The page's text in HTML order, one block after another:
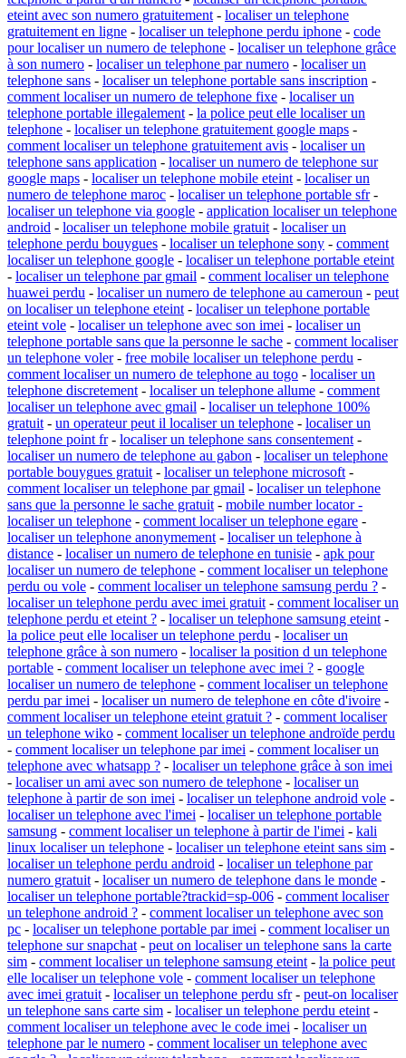
eteint avec son numero gratuitement - localiser un telephone
gratuitement en ligne - localiser un telephone perdu iphone - code
pour localiser un numero de telephone - localiser un telephone grâce
à son numero - localiser un telephone par numero - localiser un
telephone sans - localiser un telephone portable sans inscription -
comment localiser un numero de telephone fixe - localiser un
telephone portable illegalement - la police peut elle localiser un
telephone - localiser un telephone gratuitement google maps -
comment localiser un telephone gratuitement avis - localiser un
telephone sans application - localiser un numero de telephone sur
google maps - localiser un telephone mobile eteint - localiser un
numero de telephone maroc - localiser un telephone portable sfr-
localiser un telephone via google - application localiser un telephone
android - localiser un telephone mobile gratuit - localiser un
telephone perdu bouygues - localiser un telephone sony - comment
localiser un telephone google - localiser un telephone portable eteint
- localiser un telephone par gmail - comment localiser un telephone
huawei perdu - localiser un numero de telephone au cameroun - peut
on localiser un telephone eteint - localiser un telephone portable
eteint vole - localiser un telephone avec son imei - localiser un
telephone portable sans que la personne le sache - comment localiser
un telephone voler- free mobile localiser un telephone perdu -
comment localiser un numero de telephone au togo - localiser un
telephone discretement - localiser un telephone allume - comment
localiser un telephone avec gmail - localiser un telephone 100%
gratuit - un operateur peut il localiser un telephone - localiser un
telephone point fr- localiser un telephone sans consentement -
localiser un numero de telephone au gabon - localiser un telephone
portable bouygues gratuit - localiser un telephone microsoft -
comment localiser un telephone par gmail - localiser un telephone
sans que la personne le sache gratuit - mobile number locator -
localiser un telephone - comment localiser un telephone egare -
localiser un telephone anonymement - localiser un telephone à
distance - localiser un numero de telephone en tunisie - apk pour
localiser un numero de telephone - comment localiser un telephone
perdu ou vole - comment localiser un telephone samsung perdu ? -
localiser un telephone perdu avec imei gratuit - comment localiser un
telephone perdu et eteint ? - localiser un telephone samsung eteint -
la police peut elle localiser un telephone perdu - localiser un
telephone grâce à son numero - localiser la position d un telephone
portable - comment localiser un telephone avec imei ? - google
localiser un numero de telephone - comment localiser un telephone
perdu par imei - localiser un numero de telephone en côte d'ivoire -
comment localiser un telephone eteint gratuit ? - comment localiser
un telephone wiko - comment localiser un telephone androïde perdu
- comment localiser un telephone par imei - comment localiser un
telephone avec whatsapp ? - localiser un telephone grâce à son imei
- localiser un ami avec son numero de telephone - localiser un
telephone à partir de son imei - localiser un telephone android vole -
localiser un telephone avec l'imei - localiser un telephone portable
samsung - comment localiser un telephone à partir de l'imei - kali
linux localiser un telephone - localiser un telephone eteint sans sim -
localiser un telephone perdu android - localiser un telephone par
numero gratuit - localiser un numero de telephone dans le monde -
localiser un telephone portable?trackid=sp-006 - comment localiser
un telephone android ? - comment localiser un telephone avec son
pc - localiser un telephone portable par imei - comment localiser un
telephone sur snapchat - peut on localiser un telephone sans la carte
sim - comment localiser un telephone samsung eteint - la police peut
elle localiser un telephone vole - comment localiser un telephone
avec imei gratuit - localiser un telephone perdu sfr- peut-on localiser
un telephone sans carte sim - localiser un telephone perdu eteint -
comment localiser un telephone avec le code imei - localiser un
telephone par le numero - comment localiser un telephone avec